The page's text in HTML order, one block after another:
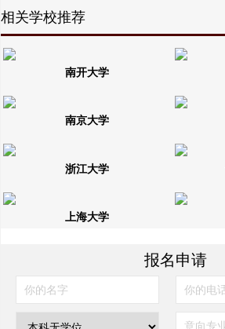
相关学校推荐
南开大学
南京大学
浙江大学
上海大学
报名申请